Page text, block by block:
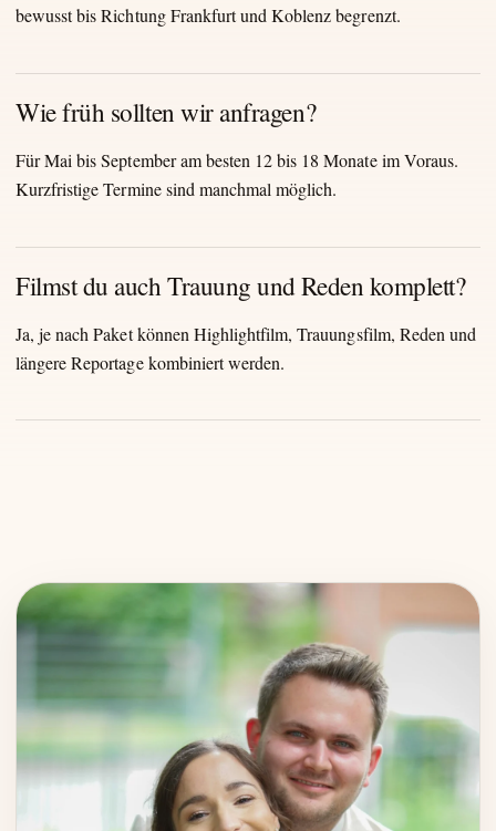
bewusst bis Richtung Frankfurt und Koblenz begrenzt.
Wie früh sollten wir anfragen?
Für Mai bis September am besten 12 bis 18 Monate im Voraus.
Kurzfristige Termine sind manchmal möglich.
Filmst du auch Trauung und Reden komplett?
Ja, je nach Paket können Highlightfilm, Trauungsfilm, Reden und
längere Reportage kombiniert werden.